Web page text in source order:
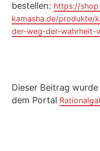
bestellen: https://
kamasha.de/produkte/
der-weg-der-wahrheit-
Dieser Beitrag
dem Portal